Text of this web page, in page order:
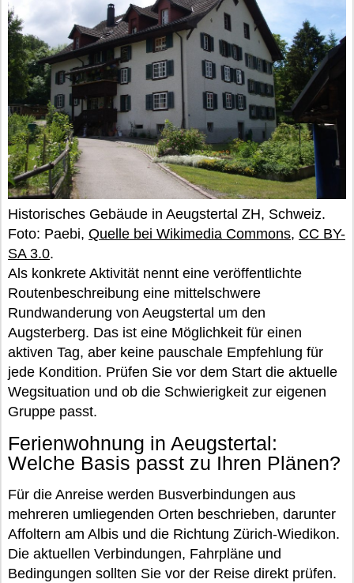
Historisches Gebäude in Aeugstertal ZH, Schweiz.
Foto: Paebi, Quelle bei Wikimedia Commons, CC BY-
SA 3.0.
Als konkrete Aktivität nennt eine veröffentlichte
Routenbeschreibung eine mittelschwere
Rundwanderung von Aeugstertal um den
Augsterberg. Das ist eine Möglichkeit für einen
aktiven Tag, aber keine pauschale Empfehlung für
jede Kondition. Prüfen Sie vor dem Start die aktuelle
Wegsituation und ob die Schwierigkeit zur eigenen
Gruppe passt.
Ferienwohnung in Aeugstertal:
Welche Basis passt zu Ihren Plänen?
Für die Anreise werden Busverbindungen aus
mehreren umliegenden Orten beschrieben, darunter
Affoltern am Albis und die Richtung Zürich-Wiedikon.
Die aktuellen Verbindungen, Fahrpläne und
Bedingungen sollten Sie vor der Reise direkt prüfen.